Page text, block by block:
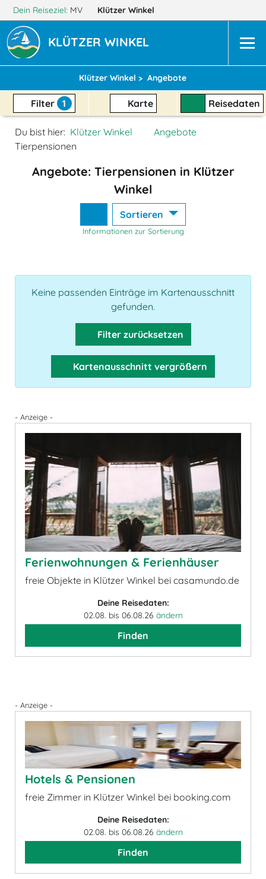
Dein Reiseziel: MV Klützer Winkel
KLÜTZER WINKEL
Klützer Winkel > Angebote
Filter 1 Karte Reisedaten
Du bist hier: Klützer Winkel
Angebote
Tierpensionen
Angebote: Tierpensionen in Klützer
Winkel
Sortieren
Informationen zur Sortierung
Keine passenden Einträge im Kartenausschnitt
gefunden.
Filter zurücksetzen
Kartenausschnitt vergrößern
- Anzeige -
Ferienwohnungen & Ferienhäuser
freie Objekte in Klützer Winkel bei casamundo.de
Deine Reisedaten:
02.08. bis 06.08.26 ändern
Finden
- Anzeige -
Hotels & Pensionen
freie Zimmer in Klützer Winkel bei booking.com
Deine Reisedaten:
02.08. bis 06.08.26 ändern
Finden